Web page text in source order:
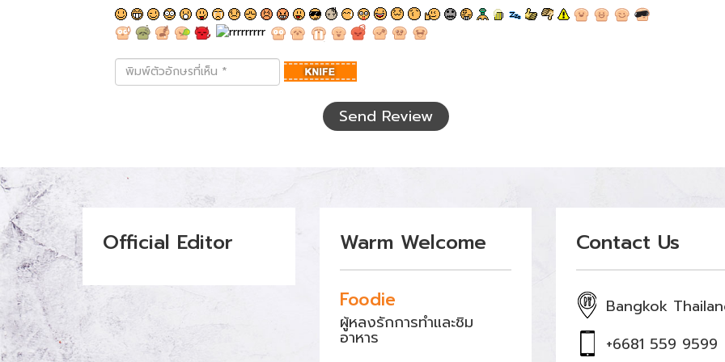
พิมพ์
ตัว
Send Review
Official Editor Warm Welcome
Foodie
ผู้หลงรักการทำและชิม
อาหาร
Contact Us
Bangkok
+6681 559 9599